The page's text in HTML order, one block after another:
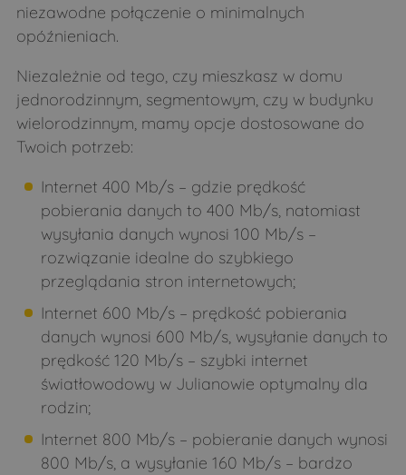
Osówka
Pace
Patoki
Perlejewo
Pieczyski
Pierzchały
Pietraszki
Podlasie
Puchacze
Pulsze
Rogacze
Runice
Runice
Rybałty
Samułki Małe
Sasiny
Siemichocze
Siemiony
Śledzianów
Smorczewo
Stare Bagińskie
niezawodne połączenie o minimalnych
opóźnieniach.
Niezależnie od tego, czy mieszkasz w domu
jednorodzinnym, segmentowym, czy w budynku
wielorodzinnym, mamy opcje dostosowane do
Twoich potrzeb:
Internet 400 Mb/s – gdzie prędkość
pobierania danych to 400 Mb/s, natomiast
wysyłania danych wynosi 100 Mb/s –
rozwiązanie idealne do szybkiego
przeglądania stron internetowych;
Internet 600 Mb/s – prędkość pobierania
danych wynosi 600 Mb/s, wysyłanie danych to
prędkość 120 Mb/s – szybki internet
światłowodowy w Julianowie optymalny dla
rodzin;
Internet 800 Mb/s – pobieranie danych wynosi
800 Mb/s, a wysyłanie 160 Mb/s – bardzo